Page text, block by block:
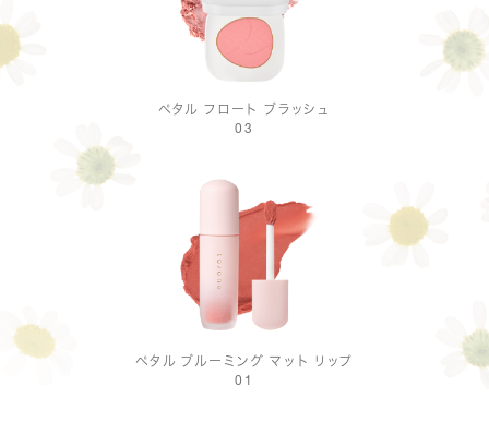
ペタル フロート ブラッシュ
03
ペタル ブルーミング マット リップ
01